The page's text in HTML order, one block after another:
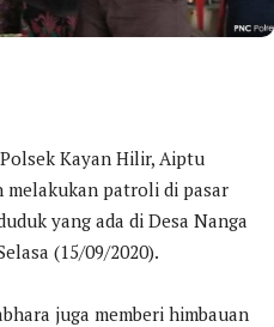
Kayan Hilir, Aiptu
melakukan patroli di pasar
yang ada di Desa Nanga
(15/09/2020).
juga memberi himbauan